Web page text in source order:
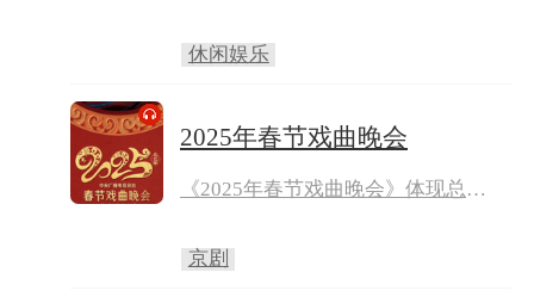
浓厚的春节节日氛围。节目新春元素
纷呈，年味氛围满盈，主持人嘉宾在
列惊喜活动，与观众共度吉祥新年。
休闲娱乐
2025年春节戏曲晚会
《2025年春节戏曲晚会》体现总
明特色，依托三晋文明摇篮、戏曲文
化大省山西的深厚底蕴，百戏芳华跨
京剧